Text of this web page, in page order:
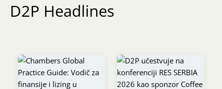
D2P Novosti
Pro Bono
D2P Headlines